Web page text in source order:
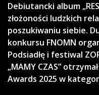
Debiutancki album
złożoności ludzkich
poszukiwaniu siebie.
konkursu FNOMN
Podsiadłę i festiwal
„MAMY CZAS”
Awards 2025 w